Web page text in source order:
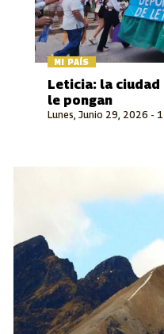
MI PAÍS
Lunes, Junio 29, 2026 -
Leticia: la ciudad
le pongan